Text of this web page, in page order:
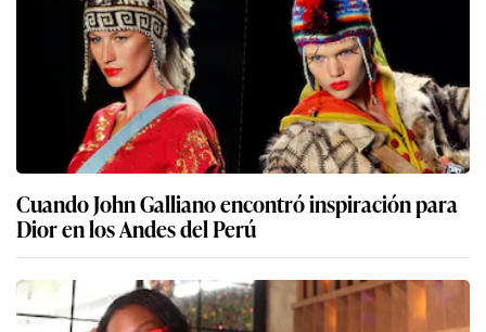
Cuando John Galliano encontró inspiración para
Dior en los Andes del Perú